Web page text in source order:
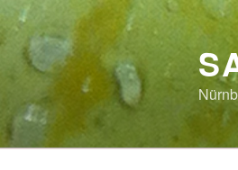
Zum
Inhalt
springen